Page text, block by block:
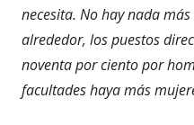
necesita. No hay nada
alrededor, los puestos
noventa por ciento por
facultades haya más